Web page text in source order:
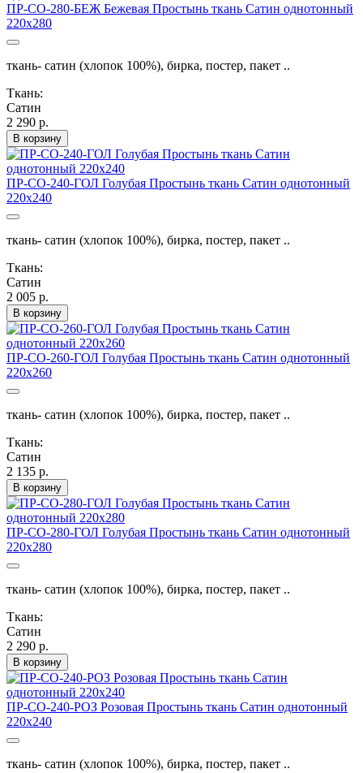
ПР-СО-280-БЕЖ Бежевая Простынь ткань Сатин однотонный
220х280
ткань- сатин (хлопок 100%), бирка, постер, пакет ..
Ткань:
Сатин
2 290 р.
В корзину
ПР-СО-240-ГОЛ Голубая Простынь ткань Сатин однотонный
220х240
ткань- сатин (хлопок 100%), бирка, постер, пакет ..
Ткань:
Сатин
2 005 р.
В корзину
ПР-СО-260-ГОЛ Голубая Простынь ткань Сатин однотонный
220х260
ткань- сатин (хлопок 100%), бирка, постер, пакет ..
Ткань:
Сатин
2 135 р.
В корзину
ПР-СО-280-ГОЛ Голубая Простынь ткань Сатин однотонный
220х280
ткань- сатин (хлопок 100%), бирка, постер, пакет ..
Ткань:
Сатин
2 290 р.
В корзину
ПР-СО-240-РОЗ Розовая Простынь ткань Сатин однотонный
220х240
ткань- сатин (хлопок 100%), бирка, постер, пакет ..